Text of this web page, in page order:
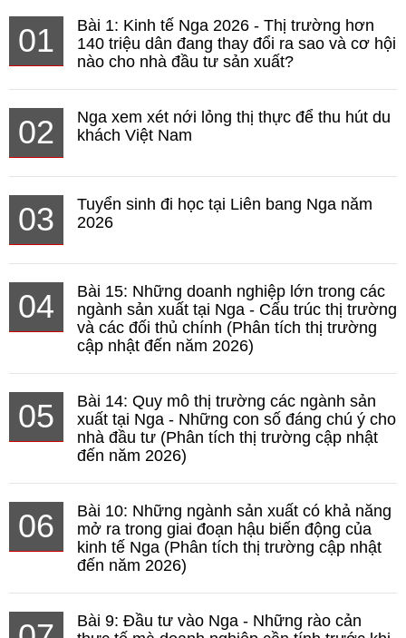
01
Bài 1: Kinh tế Nga 2026 - Thị trường hơn
140 triệu dân đang thay đổi ra sao và cơ hội
nào cho nhà đầu tư sản xuất?
02
Nga xem xét nới lỏng thị thực để thu hút du
khách Việt Nam
03
Tuyển sinh đi học tại Liên bang Nga năm
2026
04
Bài 15: Những doanh nghiệp lớn trong các
ngành sản xuất tại Nga - Cấu trúc thị trường
và các đối thủ chính (Phân tích thị trường
cập nhật đến năm 2026)
05
Bài 14: Quy mô thị trường các ngành sản
xuất tại Nga - Những con số đáng chú ý cho
nhà đầu tư (Phân tích thị trường cập nhật
đến năm 2026)
06
Bài 10: Những ngành sản xuất có khả năng
mở ra trong giai đoạn hậu biến động của
kinh tế Nga (Phân tích thị trường cập nhật
đến năm 2026)
Bài 9: Đầu tư vào Nga - Những rào cản